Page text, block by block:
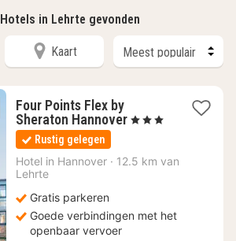
Hotels in Lehrte gevonden
Kaart
Four Points Flex by
Sheraton Hannover1
€
, 3 Sterren
Rustig gelegen
Hotel in Hannover · 12.5 km van
Lehrte
Gratis parkeren
Goede verbindingen met het
openbaar vervoer